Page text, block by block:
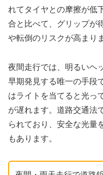
れてタイヤとの摩擦が低
合と比べて、グリップが
や転倒のリスクが高まり
夜間走行では、明るいヘ
早期発見する唯一の手段
はライトを当てると光っ
が遅れます。道路交通法
られており、安全な光量
もあります。